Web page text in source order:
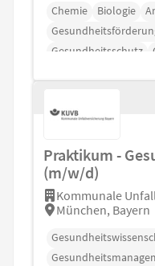
Chemie Biologie
Gesundheitsschutz
Praktikum -
(m/w/d)
Kommunale
München, Bayern